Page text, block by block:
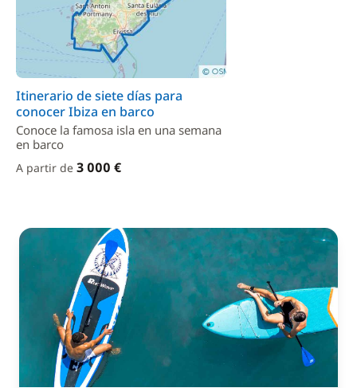
Itinerario de siete días para
conocer Ibiza en barco
Conoce la famosa isla en una semana
en barco
A partir de 3 000 €